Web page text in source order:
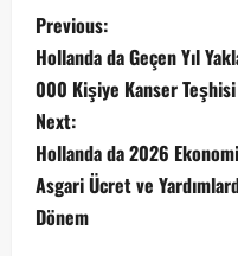
Previous:
Hollanda da Geçen Yıl
000 Kişiye Kanser
Next:
Hollanda da 2026
Asgari Ücret ve
Dönem